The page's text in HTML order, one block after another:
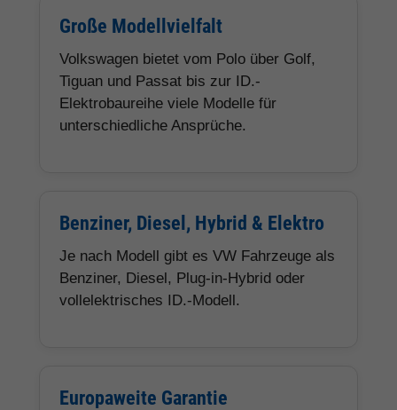
Große Modellvielfalt
Volkswagen bietet vom Polo über Golf,
Tiguan und Passat bis zur ID.-
Elektrobaureihe viele Modelle für
unterschiedliche Ansprüche.
Benziner, Diesel, Hybrid & Elektro
Je nach Modell gibt es VW Fahrzeuge als
Benziner, Diesel, Plug-in-Hybrid oder
vollelektrisches ID.-Modell.
Europaweite Garantie